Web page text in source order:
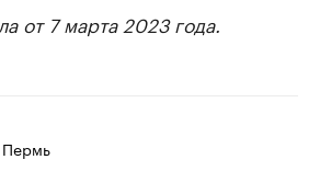
от 7 марта 2023 года.
Пермь